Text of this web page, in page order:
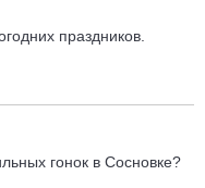
праздников.
гонок в Сосновке?